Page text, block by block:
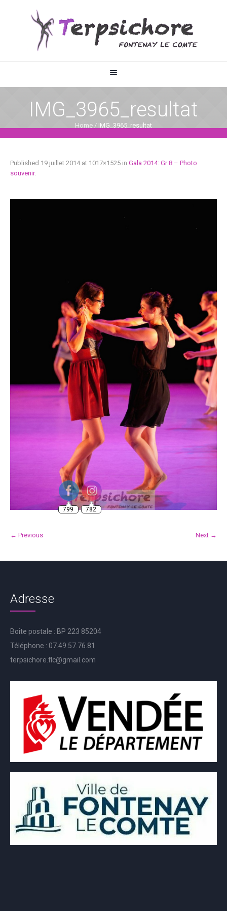
IMG_3965_resultat
Home / IMG_3965_resultat
Published 19 juillet 2014at 1017×1525 in Gala 2014: Gr 8 – Photo
souvenir.
← Previous Next →
Adresse
Boite postale : BP 223 85204
Téléphone : 07.49.57.76.81
terpsichore.flc@gmail.com
799 782